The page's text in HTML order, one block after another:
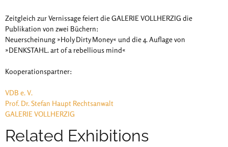
Zeitgleich zur Vernissage feiert die GALERIE VOLLHERZIG die
Publikation von zwei Büchern:
Neuerscheinung »Holy Dirty Money« und die 4. Auflage von
»DENKSTAHL. art of a rebellious mind«
Kooperationspartner:
VDB e. V.
Prof. Dr. Stefan Haupt Rechtsanwalt
GALERIE VOLLHERZIG
Related Exhibitions